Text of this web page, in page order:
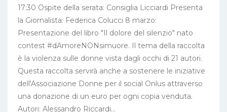
17:30 Ospite della serata: Consiglia Licciardi Presenta
la Giornalista: Federica Colucci 8 marzo:
Presentazione del libro "Il dolore del silenzio" nato
contest #dAmoreNONsimuore. Il tema della raccolta
è la violenza sulle donne vista dagli occhi di 21 autori.
Questa raccolta servirà anche a sostenere le iniziative
dell'Associazione Donne per il social Onlus attraverso
una donazione di un euro per ogni copia venduta.
Autori: Alessandro Riccardi...